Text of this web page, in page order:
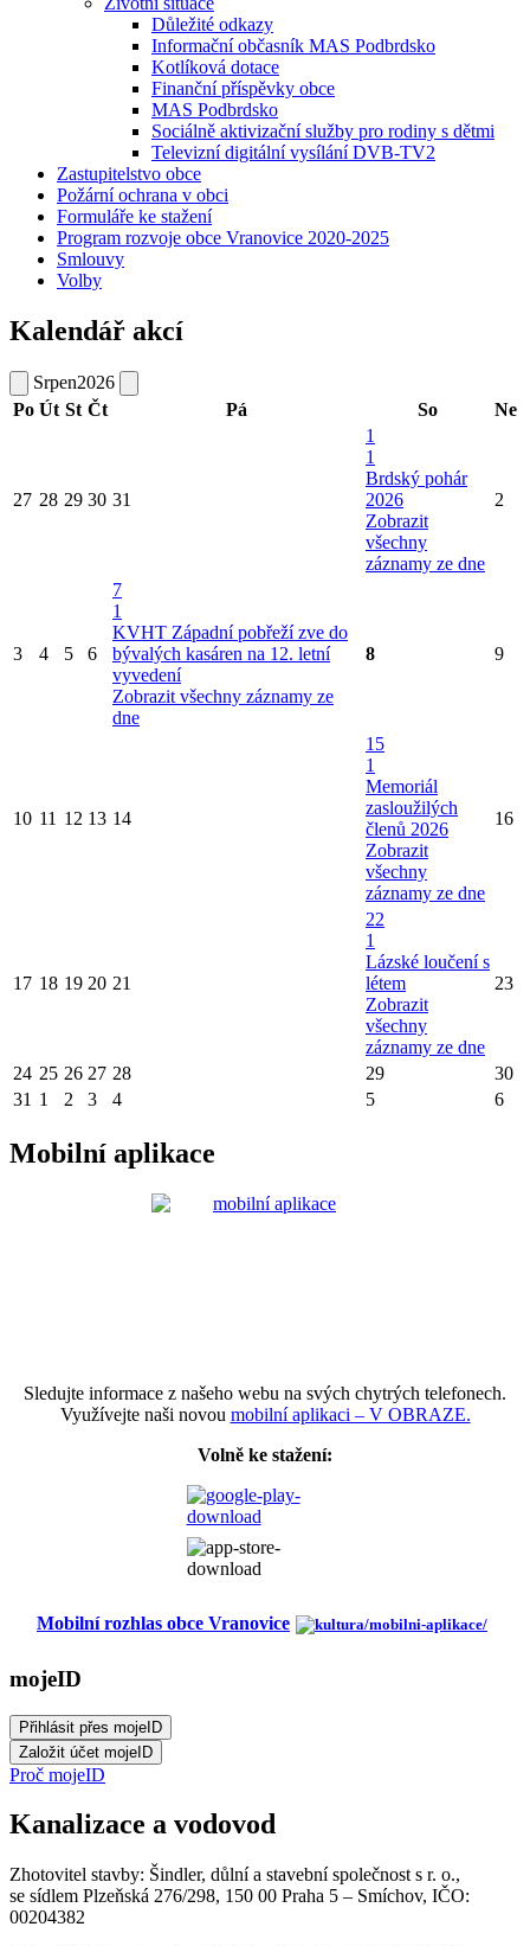
Důležité odkazy
Informační občasník MAS Podbrdsko
Kotlíková dotace
Finanční příspěvky obce
MAS Podbrdsko
Sociálně aktivizační služby pro rodiny s dětmi
Televizní digitální vysílání DVB-TV2
Zastupitelstvo obce
Požární ochrana v obci
Formuláře ke stažení
Program rozvoje obce Vranovice 2020-2025
Smlouvy
Volby
Kalendář akcí
Srpen2026
Po Út St Čt Pá So Ne
27 28 29 30 31
1
1
Brdský pohár
2026
Zobrazit
všechny
záznamy ze dne
2
3 4 5 6
7
1
KVHT Západní pobřeží zve do
bývalých kasáren na 12. letní
vyvedení
Zobrazit všechny záznamy ze
dne
8 9
10 11 12 13 14
15
1
Memoriál
zasloužilých
členů 2026
Zobrazit
všechny
záznamy ze dne
16
17 18 19 20 21
22
1
Lázské loučení s
létem
Zobrazit
všechny
záznamy ze dne
23
24 25 26 27 28 29
30
31 1 2 3 4 5 6
Mobilní aplikace
Sledujte informace z našeho webu na svých chytrých telefonech.
Využívejte naši novou mobilní aplikaci – V OBRAZE.
Volně ke stažení:
Mobilní rozhlas obce Vranovice
mojeID
Proč mojeID
Kanalizace a vodovod
Zhotovitel stavby: Šindler, důlní a stavební společnost s r. o.,
se sídlem Plzeňská 276/298, 150 00 Praha 5 – Smíchov, IČO:
00204382